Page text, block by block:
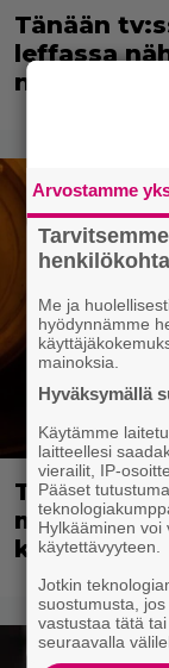
Tänään
leffassa
Tänään
karismaan
Arvostamme
Me ja
hyödynnämme
mainoksia.
Hyväksymällä
Käytämme
laitteellesi
vierailit, IP-
Pääset
Hylkääminen voi
käytettävyyteen.
Jotkin
suostumusta,
vastustaa tätä
seuraavalla